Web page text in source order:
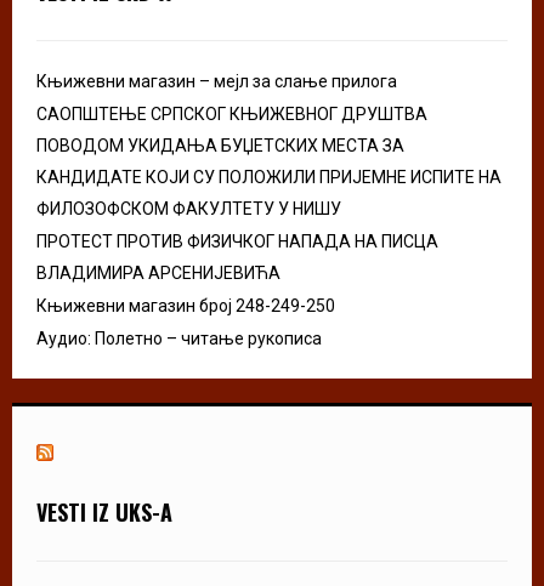
Књижевни магазин – мејл за слање прилога
САОПШТЕЊЕ СРПСКОГ КЊИЖЕВНОГ ДРУШТВА
ПОВОДОМ УКИДАЊА БУЏЕТСКИХ МЕСТА ЗА
КАНДИДАТЕ КОЈИ СУ ПОЛОЖИЛИ ПРИЈЕМНЕ ИСПИТЕ НА
ФИЛОЗОФСКОМ ФАКУЛТЕТУ У НИШУ
ПРОТЕСТ ПРОТИВ ФИЗИЧКОГ НАПАДА НА ПИСЦА
ВЛАДИМИРА АРСЕНИЈЕВИЋА
Књижевни магазин број 248-249-250
Аудио: Полетно – читање рукописа
VESTI IZ UKS-A